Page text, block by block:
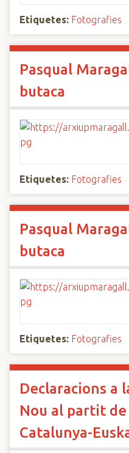
Etiquetes: Fotografies
Pasqual
butaca
Etiquetes: Fotografies
Pasqual
butaca
Etiquetes: Fotografies
Declaracions a
Nou al partit de
Catalunya-